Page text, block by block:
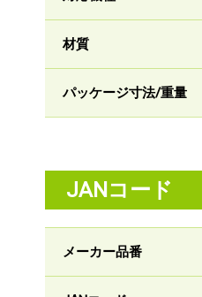
材質
パッケージ寸法/重量
JANコード
メーカー品番